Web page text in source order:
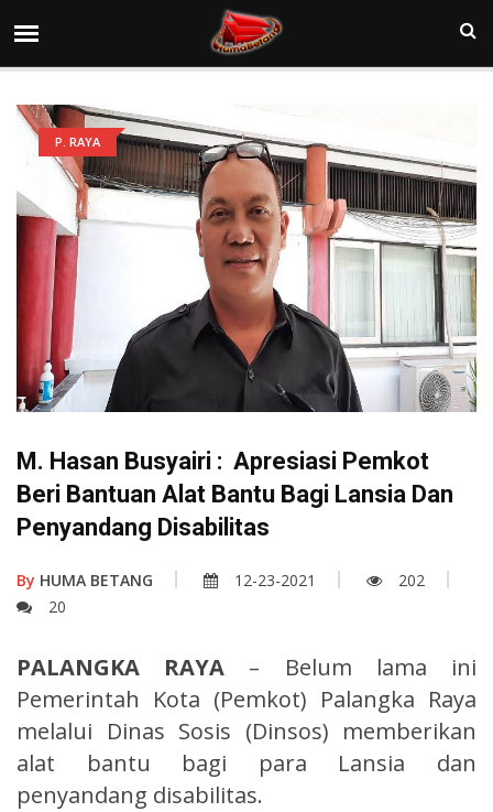
P. RAYA
M. Hasan Busyairi : Apresiasi Pemkot
Beri Bantuan Alat Bantu Bagi Lansia Dan
Penyandang Disabilitas
By HUMA BETANG 12-23-2021
202
20
PALANGKA RAYA – Belum lama ini
Pemerintah Kota (Pemkot) Palangka Raya
melalui Dinas Sosis (Dinsos) memberikan
alat bantu bagi para Lansia dan
penyandang disabilitas.